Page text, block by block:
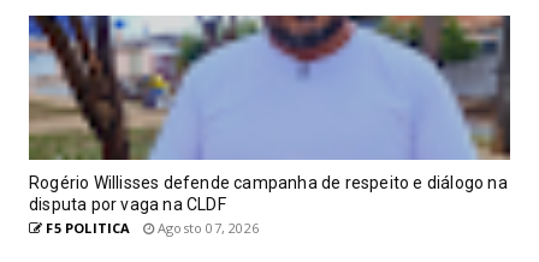
Rogério Willisses defende campanha de respeito e diálogo na
disputa por vaga na CLDF
F5 POLITICA Agosto 07, 2026